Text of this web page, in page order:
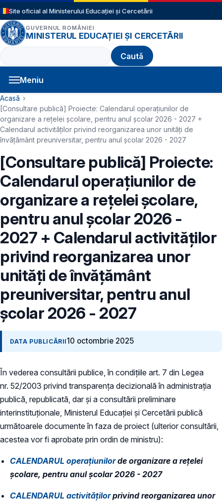
Sari la conținutul principal
Site oficial al Ministerului Educației și Cercetării
GUVERNUL ROMÂNIEI
MINISTERUL EDUCAȚIEI ȘI CERCETĂRII
Caută
Meniu
Navigație principală
Cale de navigare
Acasă
[Consultare publică] Proiecte: Calendarul operaţiunilor de
organizare a rețelei școlare, pentru anul şcolar 2026 - 2027 +
Calendarul activităților privind reorganizarea unor unități de
învățământ preuniversitar, pentru anul școlar 2026 - 2027
[Consultare publică] Proiecte:
Calendarul operaţiunilor de
organizare a rețelei școlare,
pentru anul şcolar 2026 -
2027 + Calendarul activităților
privind reorganizarea unor
unități de învățământ
preuniversitar, pentru anul
școlar 2026 - 2027
DATA PUBLICĂRII10 octombrie 2025
În vederea consultării publice, în condiţiile art. 7 din Legea
nr. 52/2003 privind transparenţa decizională în administraţia
publică, republicată, dar și a consultării preliminare
interinstituționale, Ministerul Educaţiei și Cercetării publică
următoarele documente în faza de proiect (ulterior consultării,
acestea vor fi aprobate prin ordin de ministru):
CALENDARUL operaţiunilorde organizare a rețelei
școlare, pentru anul şcolar 2026 - 2027
CALENDARUL activitățilorprivind reorganizarea unor